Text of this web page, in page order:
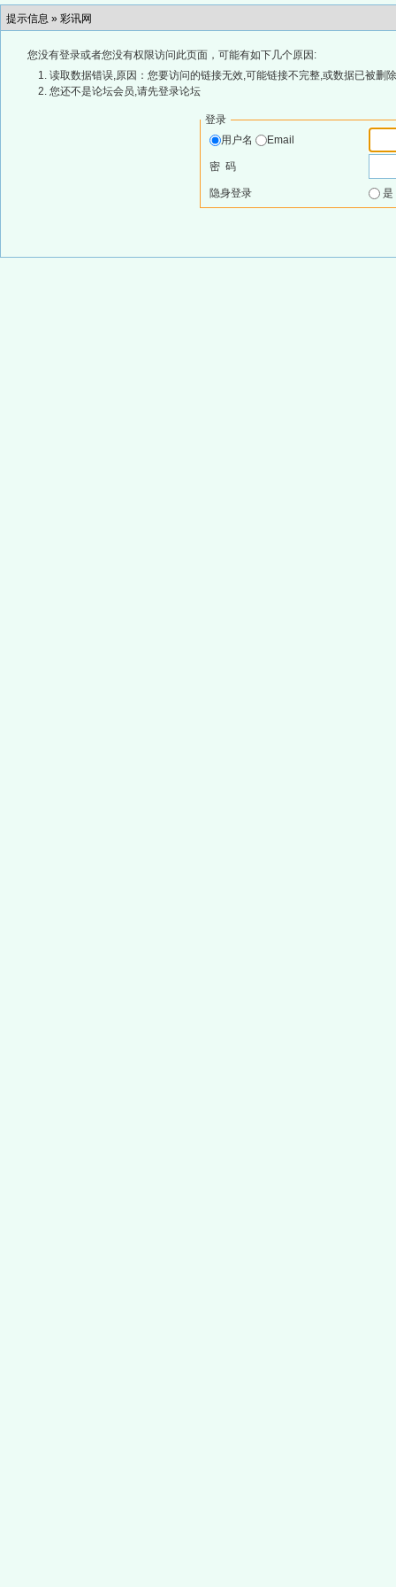
提示信息 » 彩讯网
您没有登录或者您没有权限访问此页面，可能有如下几个原因:
读取数据错误,原因：您要访问的链接无效,可能链接不完整,或数据已被删
您还不是论坛会员,请先登录论坛
登录
用户名
Email
密 码
隐身登录